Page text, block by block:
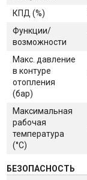
КПД (%)
Функции/
возможности
Макс. давление
в контуре
отопления
(бар)
Максимальная
рабочая
температура
(°С)
БЕЗОПАСНОСТЬ